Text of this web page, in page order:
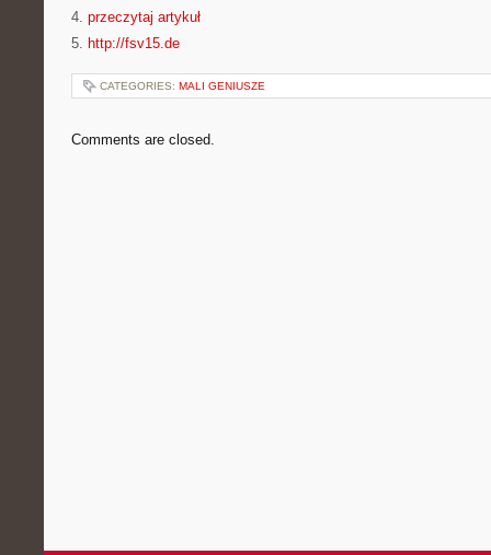
4. przeczytaj artykuł
5. http://fsv15.de
CATEGORIES: MALI GENIUSZE
Comments are closed.